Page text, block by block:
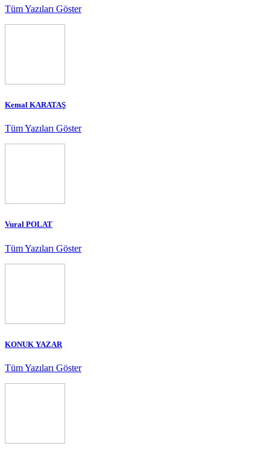
Tüm Yazıları Göster
Kemal KARATAŞ
Tüm Yazıları Göster
Vural POLAT
Tüm Yazıları Göster
KONUK YAZAR
Tüm Yazıları Göster